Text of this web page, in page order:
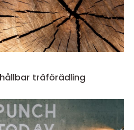
i hållbar träförädling